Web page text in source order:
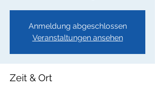
Anmeldung abgeschlossen
Veranstaltungen ansehen
Zeit & Ort